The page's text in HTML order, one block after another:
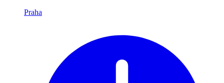
Praha